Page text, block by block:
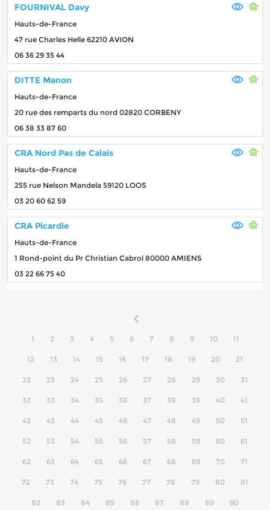
FOURNIVAL Davy
Hauts-de-France
47 rue Charles Helle 62210 AVION
06 36 29 35 44
DITTE Manon
Hauts-de-France
20 rue des remparts du nord 02820 CORBENY
06 38 33 87 60
CRA Nord Pas de Calais
Hauts-de-France
255 rue Nelson Mandela 59120 LOOS
03 20 60 62 59
CRA Picardie
Hauts-de-France
1 Rond-point du Pr Christian Cabrol 80000 AMIENS
03 22 66 75 40
1 2 3 4 5 6 7 8 9 10 11
12 13 14 15 16 17 18 19 20 21
22 23 24 25 26 27 28 29 30 31
32 33 34 35 36 37 38 39 40 41
42 43 44 45 46 47 48 49 50 51
52 53 54 55 56 57 58 59 60 61
62 63 64 65 66 67 68 69 70 71
72 73 74 75 76 77 78 79 80 81
82 83 84 85 86 87 88 89 90